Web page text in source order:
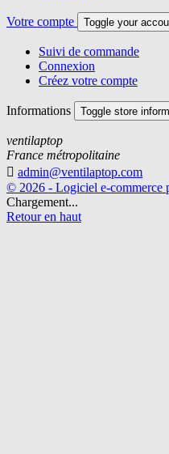
Votre compte Toggle your
Suivi de commande
Connexion
Créez votre compte
Informations Toggle store
ventilaptop
France métropolitaine
 admin@ventilaptop.com
© 2026 - Logiciel e-commerce
Chargement...
Retour en haut